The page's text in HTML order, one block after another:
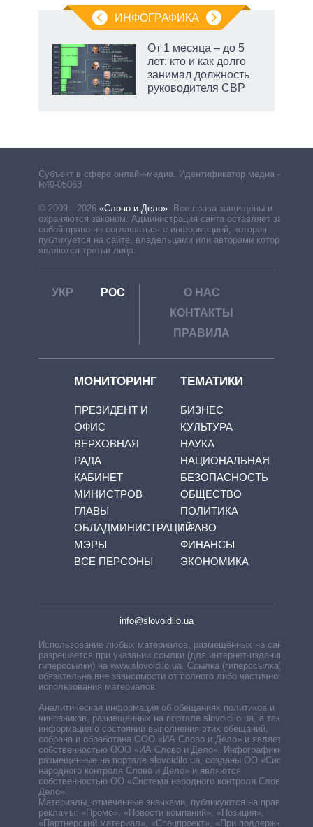
ИНФОГРАФИКА
От 1 месяца – до 5
лет: кто и как долго
занимал должность
руководителя СВР
Субъект в сфере онлайн-медиа. Идентификатор медиа –
R40-05063
© 2009—2026 «Слово и Дело». Все права защищены и
охраняются законом. Администрация сайта оставляет за
собой право не соглашаться с информацией, которая
публикуется на сайте, владельцами или авторами которой
являются третьи лица.
УКР РОС
О НАС
КОНТАКТЫ
ПРАВИЛА
МОНИТОРИНГ
ПРЕЗИДЕНТ И
ОФИС
ВЕРХОВНАЯ
РАДА
КАБИНЕТ
МИНИСТРОВ
ГЛАВЫ
ОБЛАДМИНИСТРАЦИЙ
МЭРЫ
ВСЕ ПЕРСОНЫ
ТЕМАТИКИ
БИЗНЕС
КУЛЬТУРА
НАУКА
НАЦИОНАЛЬНАЯ
БЕЗОПАСНОСТЬ
ОБЩЕСТВО
ПОЛИТИКА
ПРАВО
ФИНАНСЫ
ЭКОНОМИКА
info@slovoidilo.ua
Использование любых материалов, размещённых на сайте,
разрешается при указании ссылки (для интернет-изданий —
гиперссылки) на www.slovoidilo.ua. Ссылка (гиперссылка)
обязательна вне зависимости от полного либо частичного
использования материалов.
Аналитическая информация об обещаниях политиков и
чиновников, размещенных на портале slovoidilo.ua, а также
информация о состоянии выполнения этих обещаний,
собрана и обработана ООО «ИА Слово и Дело» и является
собственностью ООО «ИА Слово и Дело». Инфографики,
размещенные на портале slovoidilo.ua, созданы ОО «Система
народного контроля Слово и Дело» и являются
собственностью ОО «Система народного контроля Слово и
Дело».
Материалы, отмеченные значками, публикуются на правах
рекламы: «Промо», «Новости компаний», «Позиция»,
«Партнерский материал», «Спецпроект», «При поддержке».